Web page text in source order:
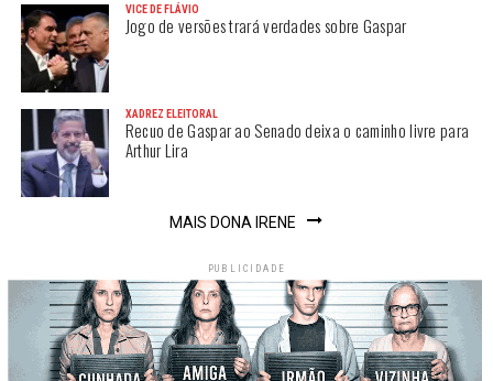
VICE DE FLÁVIO
Jogo de versões trará verdades sobre Gaspar
XADREZ ELEITORAL
Recuo de Gaspar ao Senado deixa o caminho livre para
Arthur Lira
MAIS DONA IRENE
PUBLICIDADE